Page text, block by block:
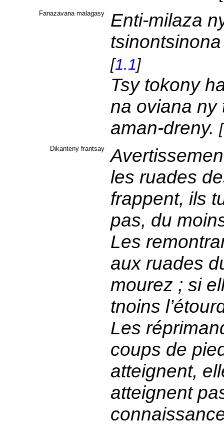
Fanazavana malagasy
Enti-milaza
[1.1]
Tsy tokony
na oviana ny
aman-dreny. [
Dikanteny frantsay
les ruades
frappent, ils
pas, du
Les
aux ruades
mourez ; si
tnoins
Les
coups de
atteignent,
atteignent